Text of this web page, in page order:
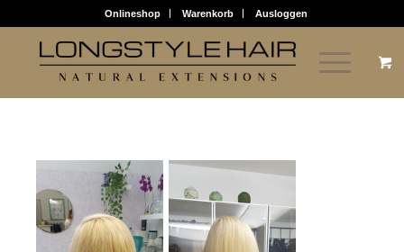
Onlineshop Warenkorb Ausloggen